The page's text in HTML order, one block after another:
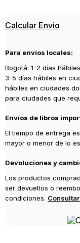
Calcular Envio
Para envíos locales:
Bogotá: 1-2 días hábiles
3-5 días hábiles en
hábiles en ciudades
para ciudades que
Envíos de libros
El tiempo de entrega
mayor o menor de lo
Devoluciones y
Los productos
ser devueltos o
condiciones.